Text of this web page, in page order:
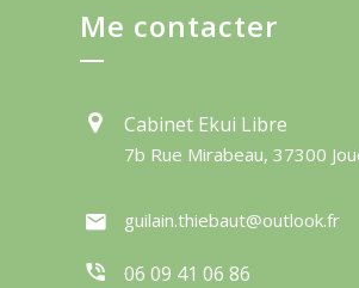
Me contacter
Cabinet Ekui Libre
7b Rue Mirabeau, 37300
guilain.thiebaut@outlook.fr
06 09 41 06 86